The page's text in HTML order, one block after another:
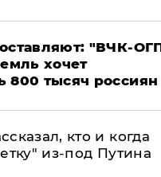
"ВЧК-
хочет
800 тысяч россиян
кто и когда
из-под Путина